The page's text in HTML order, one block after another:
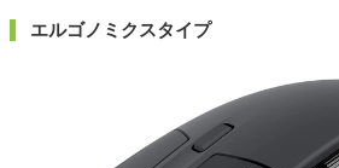
エルゴノミクスタイプ